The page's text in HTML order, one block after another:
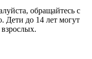
обращайтесь с
Дети до 14 лет могут